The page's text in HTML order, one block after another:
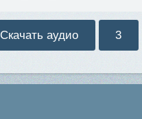
Скачать аудио 3